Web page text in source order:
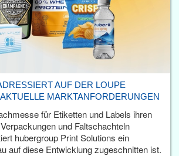
AUF DER LOUPE
MARKTANFORDERUNGEN
für Etiketten und Labels ihren
und Faltschachteln
hubergroup Print Solutions ein
auf diese Entwicklung zugeschnitten ist.